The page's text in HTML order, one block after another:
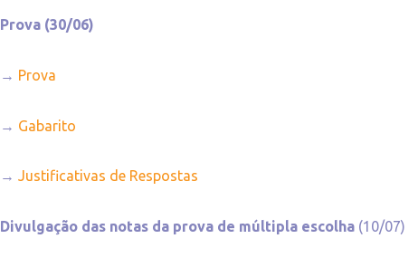
Prova (30/06)
→ Prova
→ Gabarito
→Justificativas de Respostas
Divulgação das notas da prova de múltipla escolha (10/07)